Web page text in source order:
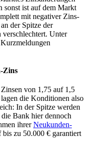
sonst ist auf dem Markt
mit negativer Zins-
der Spitze der
Unter
Zins
von 1,75 auf 1,5
die Konditionen also
In der Spitze werden
Bank hier dennoch
ihrerNeukunden-
zu 50.000 € garantiert